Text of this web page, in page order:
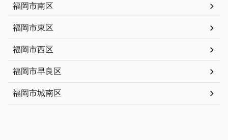
福岡市南区
福岡市東区
福岡市西区
福岡市早良区
福岡市城南区